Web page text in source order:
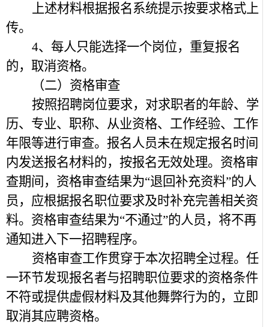
上述材料根据报名系统提示按要求格式上
传。
4、 每人只能选择一个岗位，重复报名
的，取消资格。
（二）资格审查
按照招聘岗位要求，对求职者的年龄、学
历、专业、职称、从业资格、工作经验、工作
年限等进行审查。报名人员未在规定报名时间
内发送报名材料的，按报名无效处理。资格审
查期间，资格审查结果为“退回补充资料”的人
员，应根据报名职位要求及时补充完善相关资
料。资格审查结果为“不通过”的人员，将不再
通知进入下一招聘程序。
资格审查工作贯穿于本次招聘全过程。任
一环节发现报名者与招聘职位要求的资格条件
不符或提供虚假材料及其他舞弊行为的，立即
取消其应聘资格。